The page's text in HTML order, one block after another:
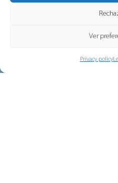
Ver
Privacy policy
The Christmas
Holiday Campaign
This year, we